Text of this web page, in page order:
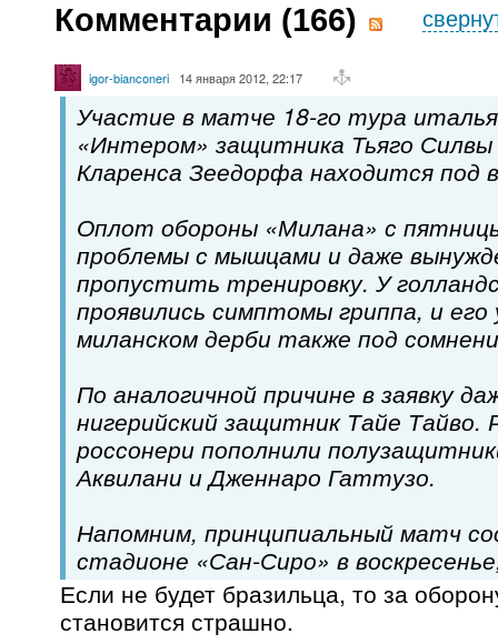
Комментарии (166)
igor-bianconeri 14 января 2012, 22:17
Участие в матче 18-го тура
«Интером» защитника Тьяго
Кларенса Зеедорфа находится под
Оплот обороны «Милана» с
проблемы с мышцами и даже
пропустить тренировку. У
проявились симптомы гриппа, и его
миланском дерби также под
По аналогичной причине в заявку
нигерийский защитник Тайе Тайво.
россонери пополнили
Аквилани и Дженнаро Гаттузо.
Напомним, принципиальный матч
стадионе «Сан-Сиро» в
Если не будет бразильца, то за
становится страшно.